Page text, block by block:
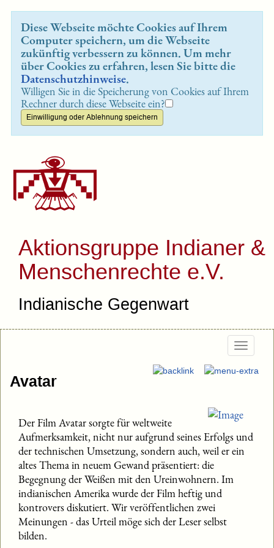
Diese Webseite möchte Cookies auf Ihrem
Computer speichern, um die Webseite
zukünftig verbessern zu können. Um mehr
über Cookies zu erfahren, lesen Sie bitte die
Datenschutzhinweise.
Willigen Sie in die Speicherung von Cookies auf Ihrem
Rechner durch diese Webseite ein?
Aktionsgruppe Indianer &
Menschenrechte e.V.
Indianische Gegenwart
Avatar
Der Film Avatar sorgte für weltweite
Aufmerksamkeit, nicht nur aufgrund seines Erfolgs und
der technischen Umsetzung, sondern auch, weil er ein
altes Thema in neuem Gewand präsentiert: die
Begegnung der Weißen mit den Ureinwohnern. Im
indianischen Amerika wurde der Film heftig und
kontrovers diskutiert. Wir veröffentlichen zwei
Meinungen - das Urteil möge sich der Leser selbst
bilden.